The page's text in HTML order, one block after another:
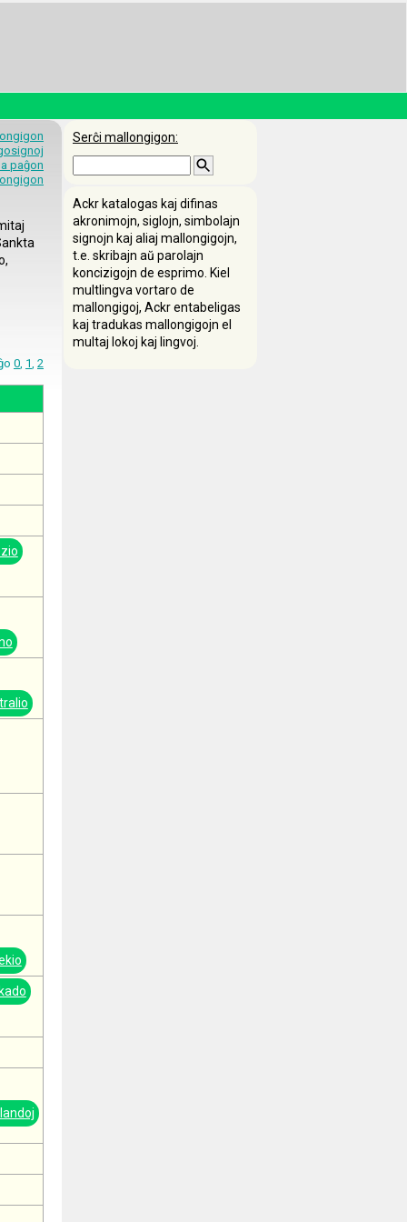
paĝon
0, 1, 2
Serĉi mallongigon:
Ackr katalogas kaj difinas
akronimojn, siglojn, simbolajn
signojn kaj aliaj mallongigojn,
t.e. skribajn aŭ parolajn
koncizigojn de esprimo. Kiel
multlingva vortaro de
mallongigoj, Ackr entabeligas
kaj tradukas mallongigojn el
multaj lokoj kaj lingvoj.